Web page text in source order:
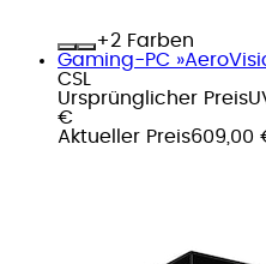
+
Farben
Gaming-PC
CSL
Ursprünglicher Preis
€
Aktueller Preis609,00